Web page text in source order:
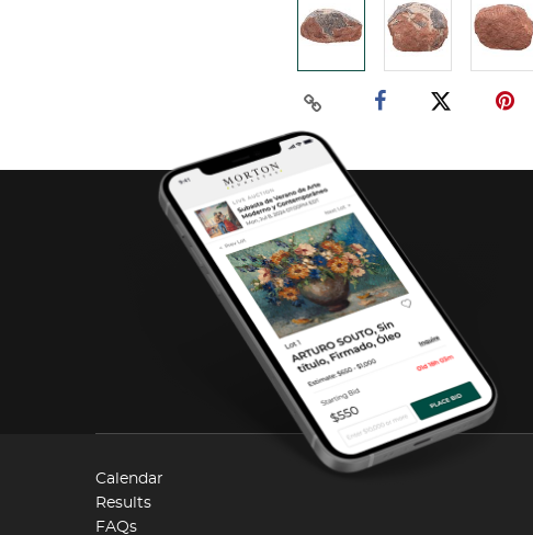
Calendar
Results
FAQs